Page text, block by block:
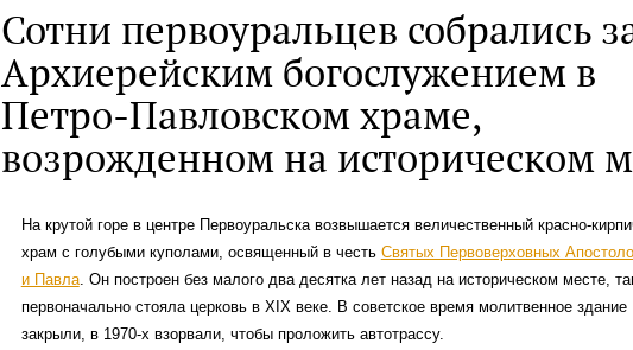
Сотни первоуральцев собрались
Архиерейским богослужением в
Петро-Павловском храме,
возрожденном на историческом
На крутой горе в центре Первоуральска возвышается величественный красно-
храм с голубыми куполами, освященный в честь Святых Первоверховных
и Павла. Он построен без малого два десятка лет назад на историческом месте,
первоначально стояла церковь в XIX веке. В советское время молитвенное здание
закрыли, в 1970-х взорвали, чтобы проложить автотрассу.